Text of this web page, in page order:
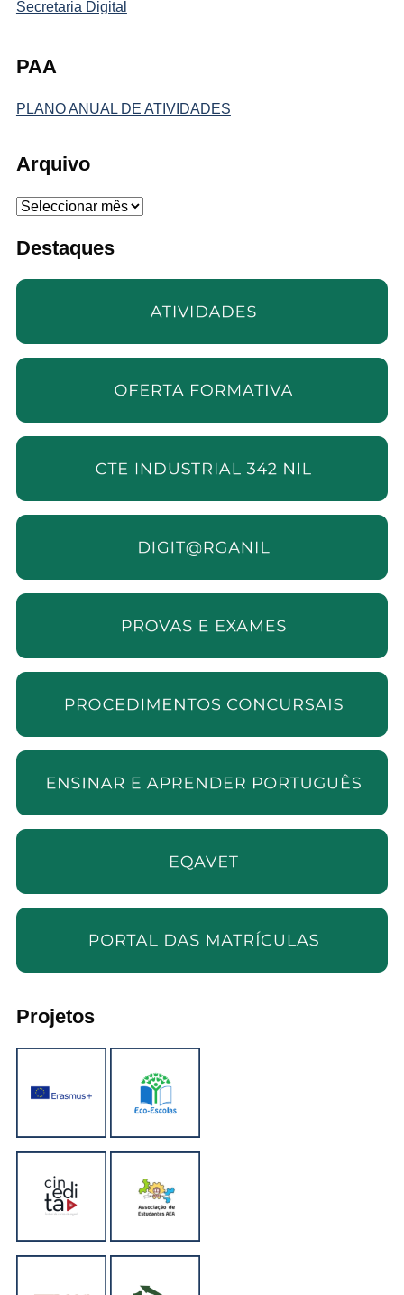
Secretaria Digital
PAA
PLANO ANUAL DE ATIVIDADES
Arquivo
Arquivo
Destaques
Projetos